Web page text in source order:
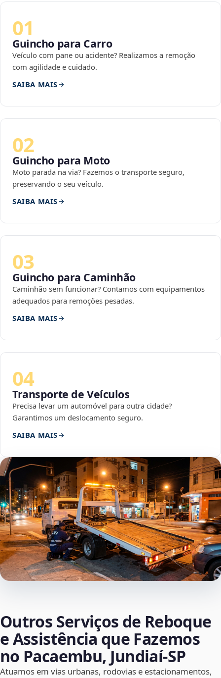
01
Guincho para Carro
Veículo com pane ou acidente? Realizamos a remoção
com agilidade e cuidado.
SAIBA MAIS
02
Guincho para Moto
Moto parada na via? Fazemos o transporte seguro,
preservando o seu veículo.
SAIBA MAIS
03
Guincho para Caminhão
Caminhão sem funcionar? Contamos com equipamentos
adequados para remoções pesadas.
SAIBA MAIS
04
Transporte de Veículos
Precisa levar um automóvel para outra cidade?
Garantimos um deslocamento seguro.
SAIBA MAIS
Outros Serviços de Reboque
e Assistência que Fazemos
no Pacaembu, Jundiaí‑SP
Atuamos em vias urbanas, rodovias e estacionamentos,